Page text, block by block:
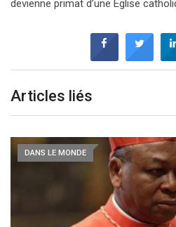
devienne primat d’une Église
Articles liés
DANS LE MONDE